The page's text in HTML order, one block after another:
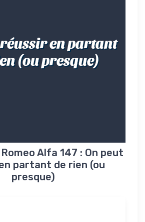
réussir en partant
(ou presque)
Alfa 147 : On peut
partant de rien (ou
presque)